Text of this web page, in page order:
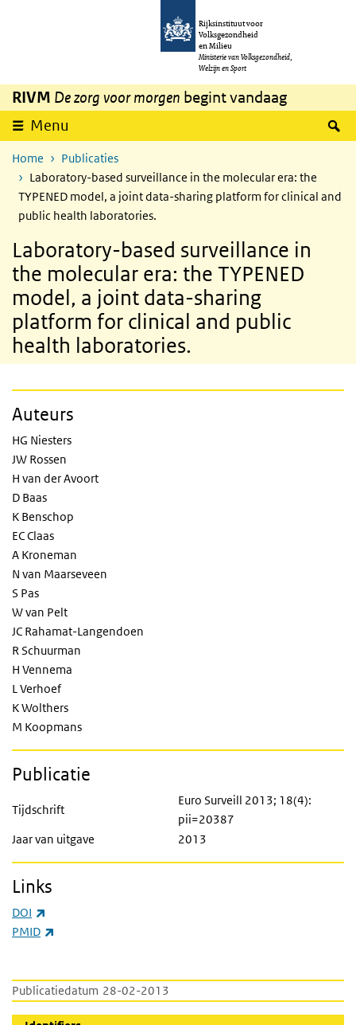
Overslaan en naar de inhoud gaan
Rijksinstituut voor
Volksgezondheid
en Milieu
Ministerie van Volksgezondheid,
Welzijn en Sport
RIVM De zorg voor morgen begint vandaag
Menu
Home
Publicaties
Laboratory-based surveillance in the molecular era: the
TYPENED model, a joint data-sharing platform for clinical and
public health laboratories.
Laboratory-based surveillance in
the molecular era: the TYPENED
model, a joint data-sharing
platform for clinical and public
health laboratories.
Publicatiedatum 28-02-2013
Auteurs
HG Niesters
JW Rossen
H van der Avoort
D Baas
K Benschop
EC Claas
A Kroneman
N van Maarseveen
S Pas
W van Pelt
JC Rahamat-Langendoen
R Schuurman
H Vennema
L Verhoef
K Wolthers
M Koopmans
Publicatie
Tijdschrift
Euro Surveill 2013; 18(4):
pii=20387
Jaar van uitgave
2013
Links
DOI
PMID